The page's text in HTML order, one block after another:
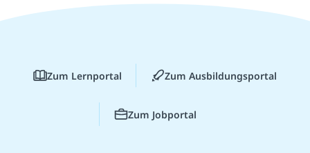
Zum Lernportal Zum Ausbildungsportal
Zum Jobportal